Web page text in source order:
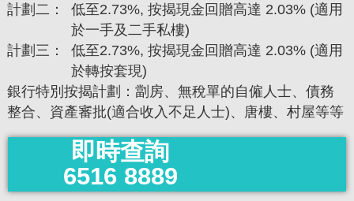
計劃二：
低至2.73%, 按揭現金回贈高達 2.03% (適用
於一手及二手私樓)
計劃三：
低至2.73%, 按揭現金回贈高達 2.03% (適用
於轉按套現)
銀行特別按揭計劃：劏房、無稅單的自僱人士、債務
整合、資產審批(適合收入不足人士)、唐樓、村屋等等
即時查詢
6516 8889